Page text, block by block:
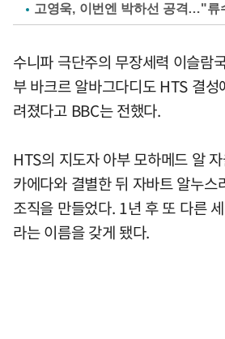
고영욱, 이번엔 박하선 공격…"류
수니파 극단주의 무장세력 이슬람
부 바크르 알바그다디도 HTS 결
려졌다고 BBC는 전했다.
HTS의 지도자 아부 모하메드 알
카에다와 결별한 뒤 자바트 알누스
조직을 만들었다. 1년 후 또 다른
라는 이름을 갖게 됐다.